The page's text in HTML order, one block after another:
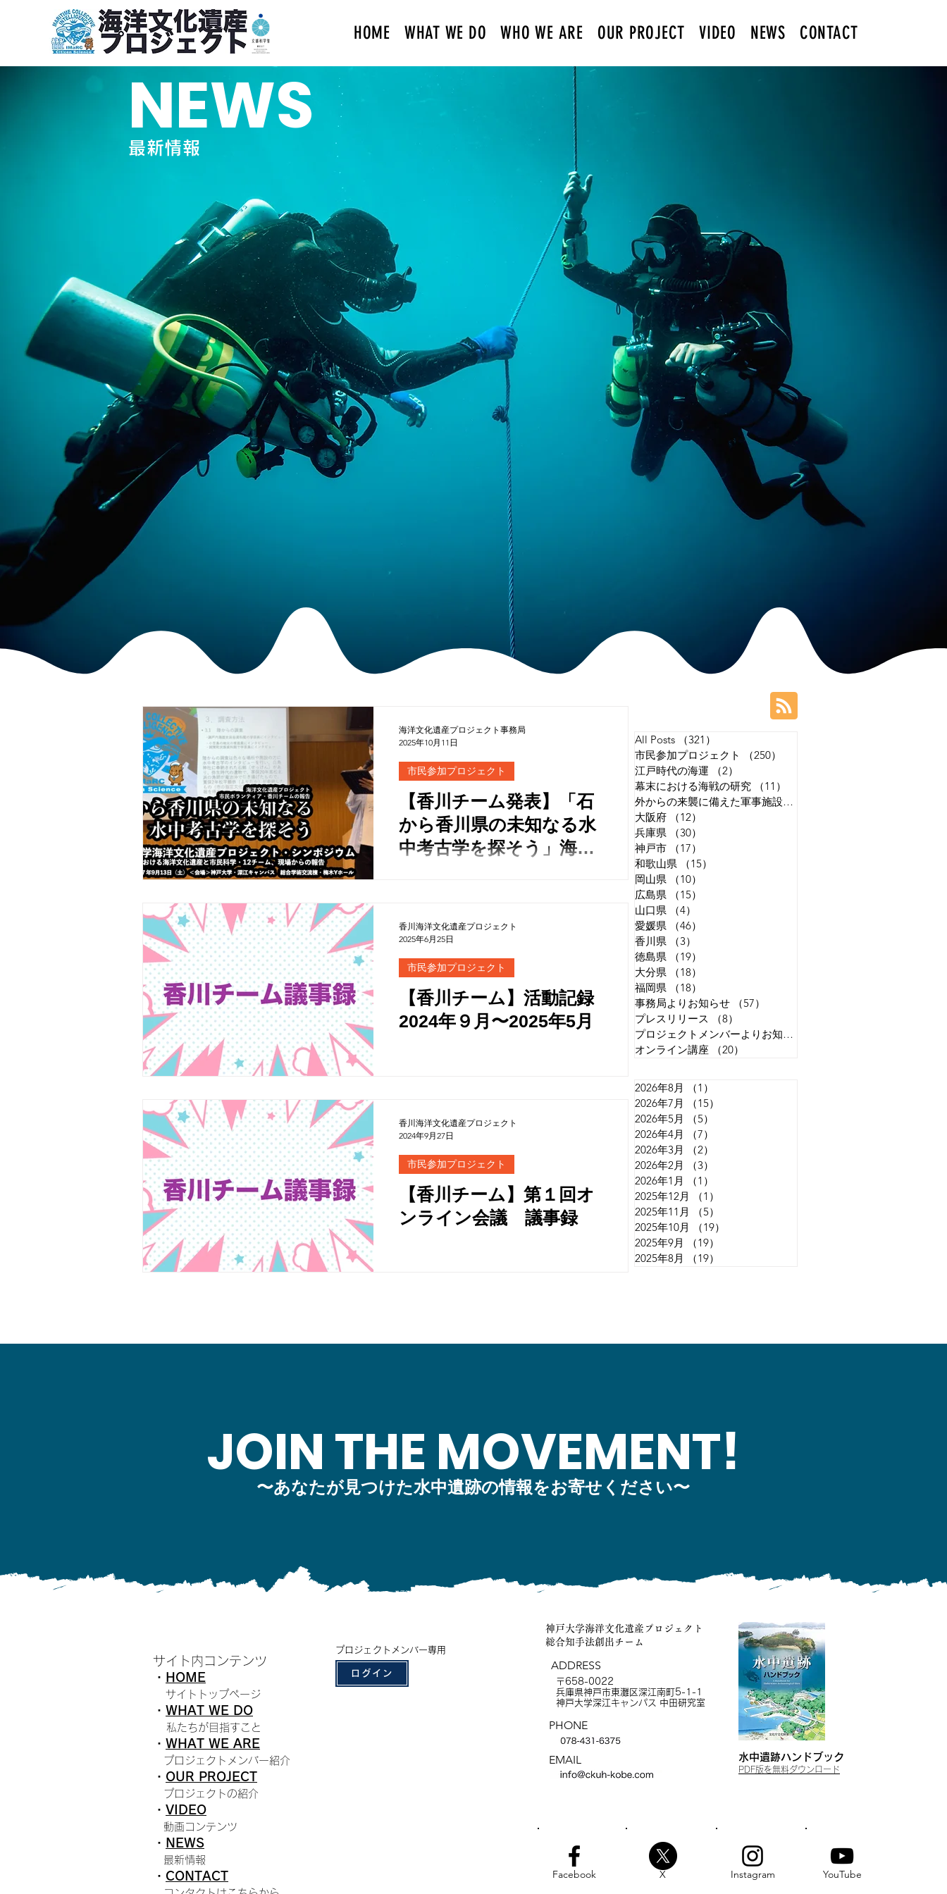
HOME WHAT WE DO WHO WE ARE OUR PROJECT VIDEO NEWS CONTACT
NEWS
最新情報
【香川チーム発表】「石
から香川県の未知なる水
中考古学を探そう」海洋
ブ（令和7年9月13日開
催）
市民参加プロジェクト
海洋文化遺産プロジェクト事務局
2025年10月11日
【香川チーム】活動記録
2024年９月〜2025年5月
市民参加プロジェクト
香川海洋文化遺産プロジェクト
2025年6月25日
【香川チーム】第１回オ
ンライン会議 議事録
市民参加プロジェクト
香川海洋文化遺産プロジェクト
2024年9月27日
All Posts （321）
市民参加プロジェクト
（250）
江戸時代の海運
（2）
幕末における海戦の研究
（11）
外からの来襲に備えた軍事施設の研究
大阪府
（12）
兵庫県
（30）
神戸市
（17）
和歌山県
（15）
岡山県
（10）
広島県
（15）
山口県
（4）
愛媛県
（46）
香川県
（3）
徳島県
（19）
大分県
（18）
福岡県
（18）
事務局よりお知らせ
（57）
プレスリリース
（8）
プロジェクトメンバーよりお知らせ
オンライン講座
（20）
2026年8月 （1）
2026年7月
（15）
2026年5月
（5）
2026年4月
（7）
2026年3月
（2）
2026年2月
（3）
2026年1月
（1）
2025年12月
（1）
2025年11月
（5）
2025年10月
（19）
2025年9月
（19）
2025年8月
（19）
JOIN THE MOVEMENT!
〜あなたが見つけた水中遺跡の情報をお寄せください〜
サイト内コンテンツ
・ HOME
サイトトップページ
・ WHAT WE DO
私たちが目指すこと
・ WHAT WE ARE
プロジェクトメンバー紹介
・ OUR PROJECT
プロジェクトの紹介
・ VIDEO
動画コンテンツ
・ N EWS
最新情報
・ CONTACT
プロジェクトメンバー専用
ログイン
神戸大学海洋文化遺産プロジェクト
総合知手法創出チーム
ADDRESS
〒658-0022
兵庫県神戸市東灘区深江南町5-1-1
神戸大学深江キャンパス 中田研究室
PHONE
EMAIL 水中遺跡ハンドブッ ク
​PDF版を無料ダウンロード
Facebook X Instagram YouTube